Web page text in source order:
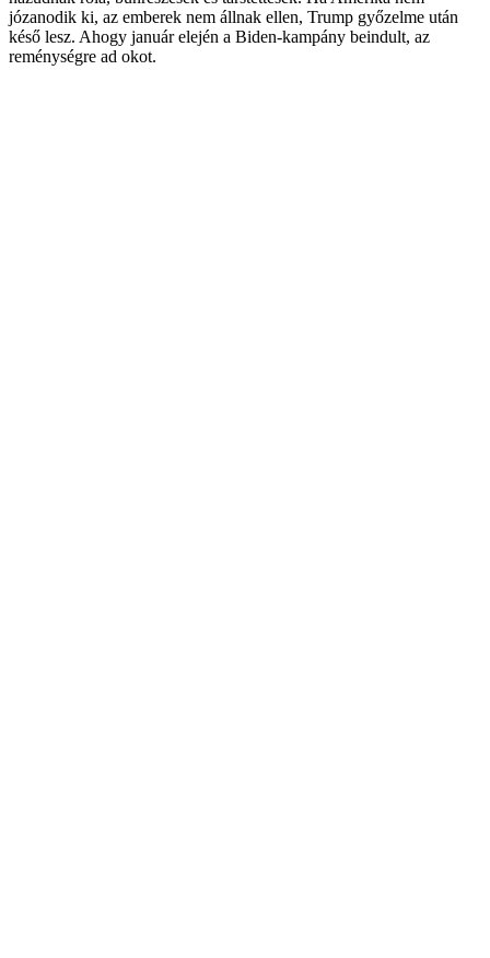
józanodik ki, az emberek nem állnak ellen, Trump győzelme után
késő lesz. Ahogy január elején a Biden-kampány beindult, az
reménységre ad okot.